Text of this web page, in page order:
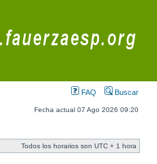
FAQ Buscar
Fecha actual 07 Ago 2026 09:20
Todos los horarios son UTC + 1 hora